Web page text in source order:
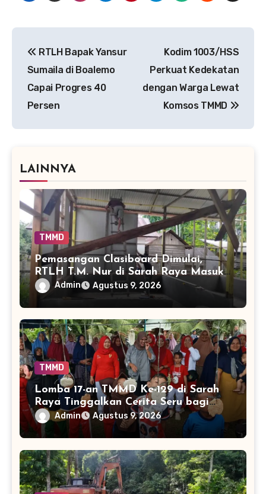
pos
RTLH Bapak Yansur
Sumaila di Boalemo
Capai Progres 40
Persen
Kodim 1003/HSS
Perkuat Kedekatan
dengan Warga Lewat
Komsos TMMD
LAINNYA
TMMD
Pemasangan Clasiboard Dimulai,
RTLH T.M. Nur di Sarah Raya Masuki
Tahap Baru
Admin Agustus 9, 2026
TMMD
Lomba 17-an TMMD Ke-129 di Sarah
Raya Tinggalkan Cerita Seru bagi
Anak-anak
Admin Agustus 9, 2026